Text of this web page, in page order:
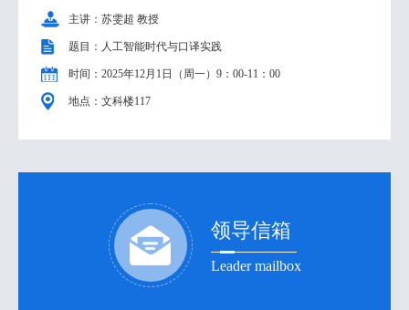
主讲：苏雯超 教授
题目：人工智能时代与口译实践
时间：2025年12月1日（周一）9：00-11：00
地点：文科楼117
领导信箱
Leader mailbox